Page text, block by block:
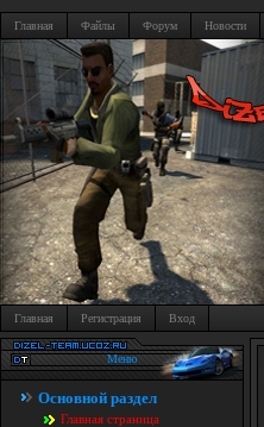
Главная Файлы Форум Новости
Главная Регистрация Вход
Меню
Основной раздел
Главная страница